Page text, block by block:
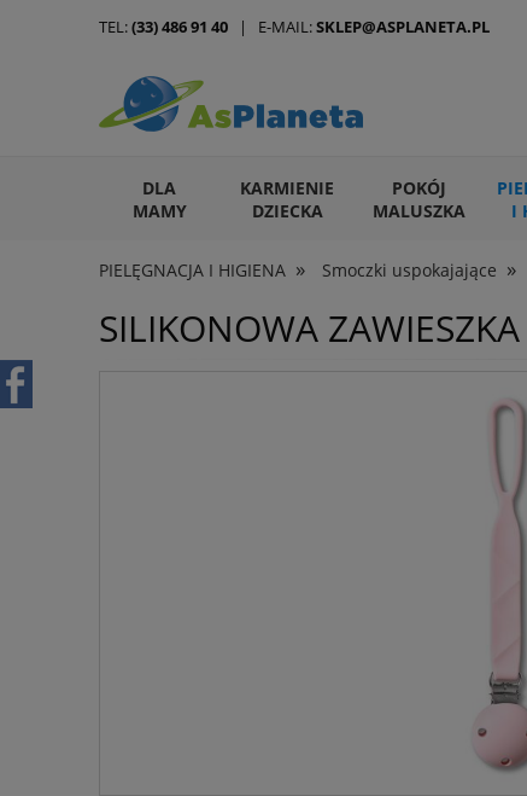
DLA
MAMY
KARMIENIE
DZIECKA
POKÓJ
MALUSZKA
I
ARTYKUŁY DLA ZWIERZĄT
PIELĘGNACJA I HIGIENA » Smoczki uspokajające »
TEL:(33) 486 91 40 | E-MAIL:SKLEP@ASPLANETA.PL
SILIKONOWA